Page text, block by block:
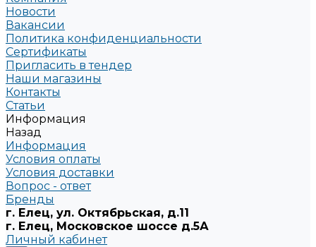
Новости
Вакансии
Политика конфиденциальности
Сертификаты
Пригласить в тендер
Наши магазины
Контакты
Статьи
Информация
Назад
Информация
Условия оплаты
Условия доставки
Вопрос - ответ
Бренды
г. Елец, ул. Октябрьская, д.11
г. Елец, Московское шоссе д.5А
Личный кабинет